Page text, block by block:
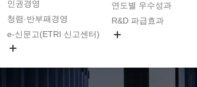
인권경영
청렴·반부패경영
e-신문고(ETRI 신고센터)
연도별 우수성과
R&D 파급효과